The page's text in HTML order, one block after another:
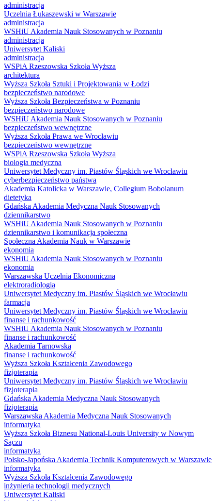
administracja
Uczelnia Łukaszewski w Warszawie
administracja
WSHiU Akademia Nauk Stosowanych w Poznaniu
administracja
Uniwersytet Kaliski
administracja
WSPiA Rzeszowska Szkoła Wyższa
architektura
Wyższa Szkoła Sztuki i Projektowania w Łodzi
bezpieczeństwo narodowe
Wyższa Szkoła Bezpieczeństwa w Poznaniu
bezpieczeństwo narodowe
WSHiU Akademia Nauk Stosowanych w Poznaniu
bezpieczeństwo wewnętrzne
Wyższa Szkoła Prawa we Wrocławiu
bezpieczeństwo wewnętrzne
WSPiA Rzeszowska Szkoła Wyższa
biologia medyczna
Uniwersytet Medyczny im. Piastów Śląskich we Wrocławiu
cyberbezpieczeństwo państwa
Akademia Katolicka w Warszawie, Collegium Bobolanum
dietetyka
Gdańska Akademia Medyczna Nauk Stosowanych
dziennikarstwo
WSHiU Akademia Nauk Stosowanych w Poznaniu
dziennikarstwo i komunikacja społeczna
Społeczna Akademia Nauk w Warszawie
ekonomia
WSHiU Akademia Nauk Stosowanych w Poznaniu
ekonomia
Warszawska Uczelnia Ekonomiczna
elektroradiologia
Uniwersytet Medyczny im. Piastów Śląskich we Wrocławiu
farmacja
Uniwersytet Medyczny im. Piastów Śląskich we Wrocławiu
finanse i rachunkowość
WSHiU Akademia Nauk Stosowanych w Poznaniu
finanse i rachunkowość
Akademia Tarnowska
finanse i rachunkowość
Wyższa Szkoła Kształcenia Zawodowego
fizjoterapia
Uniwersytet Medyczny im. Piastów Śląskich we Wrocławiu
fizjoterapia
Gdańska Akademia Medyczna Nauk Stosowanych
fizjoterapia
Warszawska Akademia Medyczna Nauk Stosowanych
informatyka
Wyższa Szkoła Biznesu National-Louis University w Nowym
Sączu
informatyka
Polsko-Japońska Akademia Technik Komputerowych w Warszawie
informatyka
Wyższa Szkoła Kształcenia Zawodowego
inżynieria technologii medycznych
Uniwersytet Kaliski